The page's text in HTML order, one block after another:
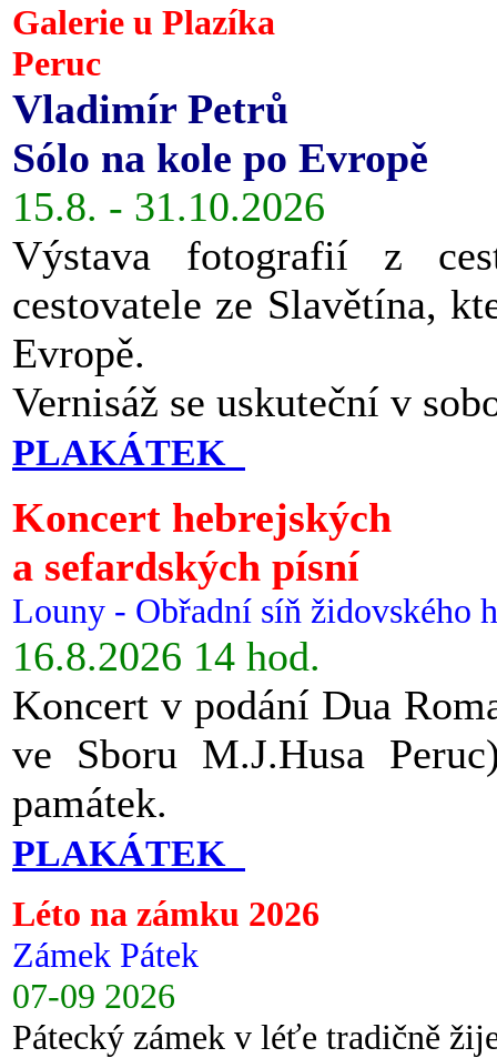
Galerie u Plazíka
Peruc
Vladimír Petrů
Sólo na kole po Evropě
15.8. - 31.10.2026
Výstava fotografií z
cestovatele ze Slavětína,
Evropě.
Vernisáž se uskuteční v
PLAKÁTEK
Koncert hebrejských
a sefardských písní
Louny - Obřadní síň židovského
16.8.2026 14 hod.
Koncert v podání Dua
ve Sboru M.J.Husa
památek.
PLAKÁTEK
Léto na zámku 2026
Zámek Pátek
07-09 2026
Pátecký zámek v léťe tradičně